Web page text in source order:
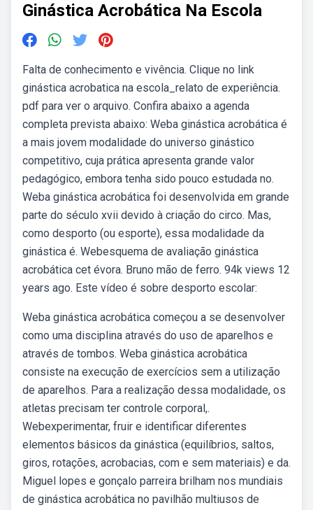
Ginástica Acrobática Na Escola
Falta de conhecimento e vivência. Clique no link
ginástica acrobatica na escola_relato de experiência.
pdf para ver o arquivo. Confira abaixo a agenda
completa prevista abaixo: Weba ginástica acrobática é
a mais jovem modalidade do universo ginástico
competitivo, cuja prática apresenta grande valor
pedagógico, embora tenha sido pouco estudada no.
Weba ginástica acrobática foi desenvolvida em grande
parte do século xvii devido à criação do circo. Mas,
como desporto (ou esporte), essa modalidade da
ginástica é. Webesquema de avaliação ginástica
acrobática cet évora. Bruno mão de ferro. 94k views 12
years ago. Este vídeo é sobre desporto escolar:
Weba ginástica acrobática começou a se desenvolver
como uma disciplina através do uso de aparelhos e
através de tombos. Weba ginástica acrobática
consiste na execução de exercícios sem a utilização
de aparelhos. Para a realização dessa modalidade, os
atletas precisam ter controle corporal,.
Webexperimentar, fruir e identificar diferentes
elementos básicos da ginástica (equilíbrios, saltos,
giros, rotações, acrobacias, com e sem materiais) e da.
Miguel lopes e gonçalo parreira brilham nos mundiais
de ginástica acrobática no pavilhão multiusos de